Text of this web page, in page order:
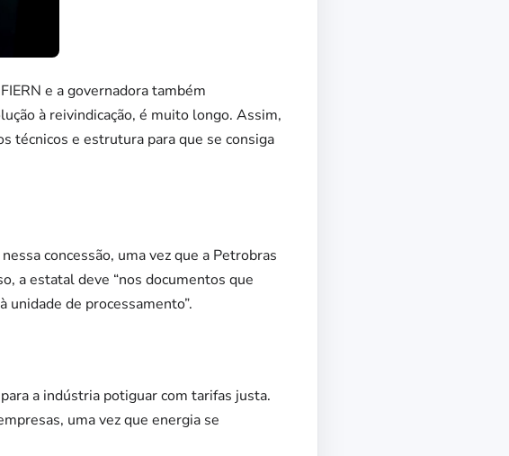
e a governadora também
à reivindicação, é muito longo. Assim,
técnicos e estrutura para que se consiga
concessão, uma vez que a Petrobras
a estatal deve “nos documentos que
unidade de processamento”.
a indústria potiguar com tarifas justa.
uma vez que energia se